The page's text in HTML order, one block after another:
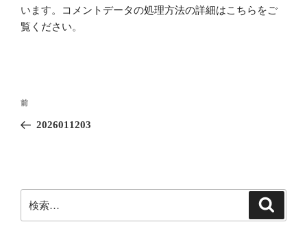
います。
コメントデータの処理方法の詳細はこちらをご
覧ください。
投
ナ
ー
シ
前
の
前
2026011203
索: